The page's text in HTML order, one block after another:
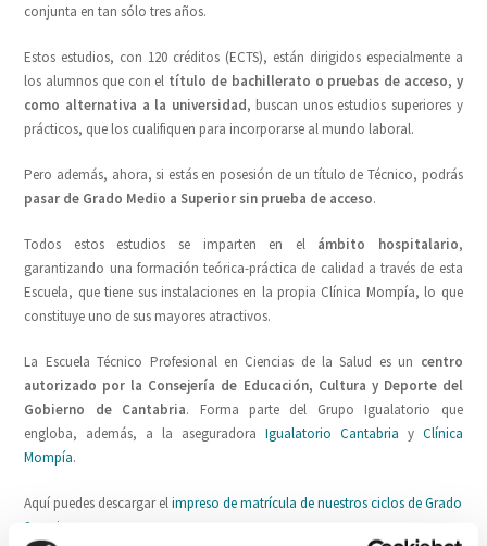
conjunta en tan sólo tres años.
Estos estudios, con 120 créditos (ECTS), están dirigidos especialmente a
los alumnos que con el título de bachillerato o pruebas de acceso, y
como alternativa a la universidad, buscan unos estudios superiores y
prácticos, que los cualifiquen para incorporarse al mundo laboral.
Pero además, ahora, si estás en posesión de un título de Técnico, podrás
pasar de Grado Medio a Superior sin prueba de acceso.
Todos estos estudios se imparten en el ámbito hospitalario,
garantizando una formación teórica-práctica de calidad a través de esta
Escuela, que tiene sus instalaciones en la propia Clínica Mompía, lo que
constituye uno de sus mayores atractivos.
La Escuela Técnico Profesional en Ciencias de la Salud es un centro
autorizado por la Consejería de Educación, Cultura y Deporte del
Gobierno de Cantabria. Forma parte del Grupo Igualatorio que
engloba, además, a la aseguradora Igualatorio Cantabria y Clínica
Mompía.
Aquí puedes descargar elimpreso de matrícula de nuestros ciclos de Grado
Superior